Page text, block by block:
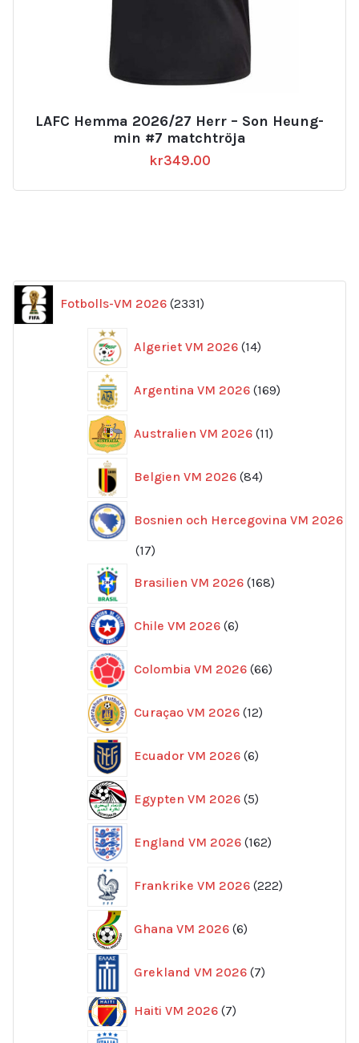
LAFC Hemma 2026/27 Herr – Son Heung-
min #7 matchtröja
kr349.00
Fotbolls-VM 2026 2331
produkter
Algeriet VM 2026 14
produkter
Argentina VM 2026 169
produkter
Australien VM 2026 11
produkter
Belgien VM 2026 84
produkter
Bosnien och Hercegovina VM 2026
1717
Brasilien VM 2026 168
produkter
Chile VM 2026 6
produkter
Colombia VM 2026 66
produkter
Curaçao VM 2026 12
produkter
Ecuador VM 2026 6
produkter
Egypten VM 2026 5
produkter
England VM 2026 162
produkter
Frankrike VM 2026 222
produkter
Ghana VM 2026 6
produkter
Grekland VM 2026 7
produkter
Haiti VM 2026 77